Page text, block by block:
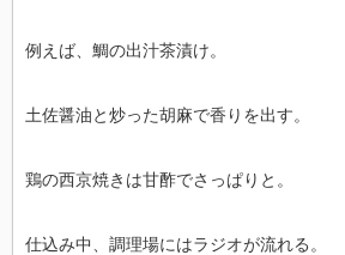
例えば、鯛の出汁茶漬け。
土佐醤油と炒った胡麻で香りを出す。
鶏の西京焼きは甘酢でさっぱりと。
仕込み中、調理場にはラジオが流れる。